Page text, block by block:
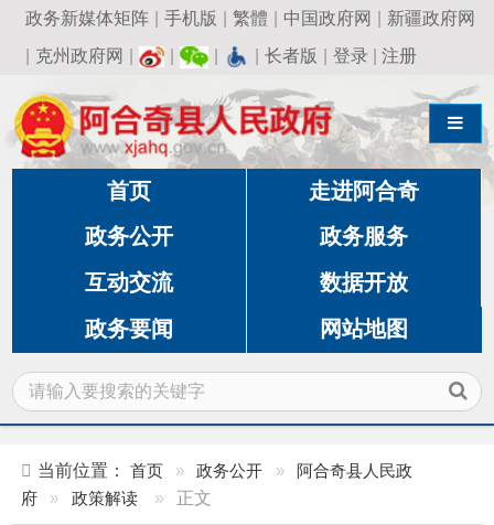
政务新媒体矩阵 | 手机版 繁體 | 中国政府网 | 新疆政府网
克州政府网 | | | 长者版 | 登录|注册
导航切换
首页 走进阿合奇
政务公开 政务服务
互动交流 数据开放
政务要闻 网站地图
当前位置： 首页 » 政务公开 » 阿合奇县人民政
司法部、国家统计局负责人就